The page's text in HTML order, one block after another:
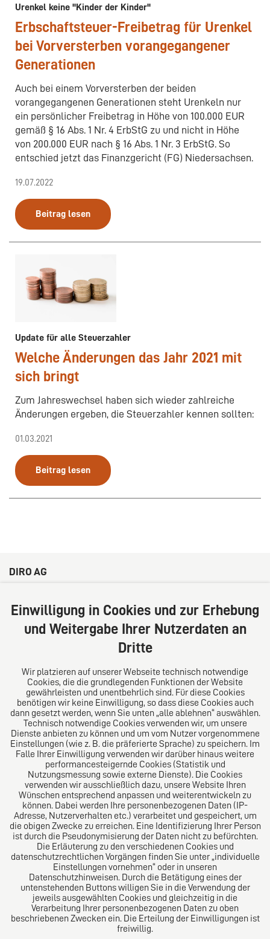
Urenkel keine "Kinder der Kinder"
Erbschaftsteuer-Freibetrag für Urenkel
bei Vorversterben vorangegangener
Generationen
Auch bei einem Vorversterben der beiden
vorangegangenen Generationen steht Urenkeln nur
ein persönlicher Freibetrag in Höhe von 100.000 EUR
gemäß § 16 Abs. 1 Nr. 4 ErbStG zu und nicht in Höhe
von 200.000 EUR nach § 16 Abs. 1 Nr. 3 ErbStG. So
entschied jetzt das Finanzgericht (FG) Niedersachsen.
19.07.2022
Beitrag lesen
Update für alle Steuerzahler
Welche Änderungen das Jahr 2021 mit
sich bringt
Zum Jahreswechsel haben sich wieder zahlreiche
Änderungen ergeben, die Steuerzahler kennen sollten:
01.03.2021
Beitrag lesen
DIRO AG
20354 Hamburg
Deutschland
Tel: +49 (0) 40 41352231
Über uns
Das Kanzlei-Vertrauensnetzwerk. Aus Europa für die
Welt. Für den erfolgreichen Mittelstand.
Folgen Sie uns auf
Das europäische Kanzlei-Netzwerk
Einwilligung in Cookies und zur Erhebung
und Weitergabe Ihrer Nutzerdaten an
Dritte
Wir platzieren auf unserer Webseite technisch notwendige
Cookies, die die grundlegenden Funktionen der Website
gewährleisten und unentbehrlich sind. Für diese Cookies
benötigen wir keine Einwilligung, so dass diese Cookies auch
dann gesetzt werden, wenn Sie unten „alle ablehnen“ auswählen.
Technisch notwendige Cookies verwenden wir, um unsere
Dienste anbieten zu können und um vom Nutzer vorgenommene
Einstellungen (wie z. B. die präferierte Sprache) zu speichern. Im
Falle Ihrer Einwilligung verwenden wir darüber hinaus weitere
performancesteigernde Cookies (Statistik und
Nutzungsmessung sowie externe Dienste). Die Cookies
verwenden wir ausschließlich dazu, unsere Website Ihren
Wünschen entsprechend anpassen und weiterentwickeln zu
können. Dabei werden Ihre personenbezogenen Daten (IP-
Adresse, Nutzerverhalten etc.) verarbeitet und gespeichert, um
die obigen Zwecke zu erreichen. Eine Identifizierung Ihrer Person
ist durch die Pseudonymisierung der Daten nicht zu befürchten.
Die Erläuterung zu den verschiedenen Cookies und
datenschutzrechtlichen Vorgängen finden Sie unter „individuelle
Einstellungen vornehmen“ oder in unseren
Datenschutzhinweisen. Durch die Betätigung eines der
untenstehenden Buttons willigen Sie in die Verwendung der
jeweils ausgewählten Cookies und gleichzeitig in die
Verarbeitung Ihrer personenbezogenen Daten zu oben
beschriebenen Zwecken ein. Die Erteilung der Einwilligungen ist
freiwillig.